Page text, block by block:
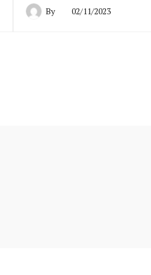
By 02/11/2023